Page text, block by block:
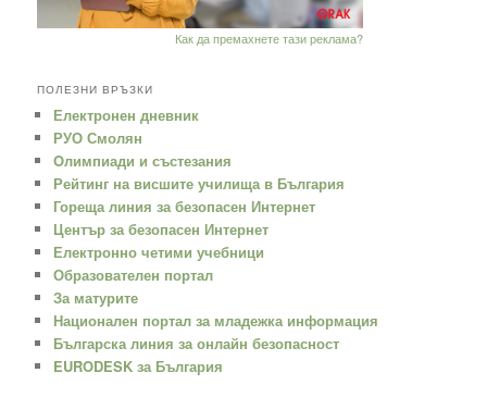
Как да премахнете тази реклама?
ПОЛЕЗНИ ВРЪЗКИ
Електронен дневник
РУО Смолян
Oлимпиади и състезания
Рейтинг на висшите училища в България
Гореща линия за безопасен Интернет
Център за безопасен Интернет
Електронно четими учебници
Образователен портал
За матурите
Национален портал за младежка информация
Българска линия за онлайн безопасност
EURODESK за България